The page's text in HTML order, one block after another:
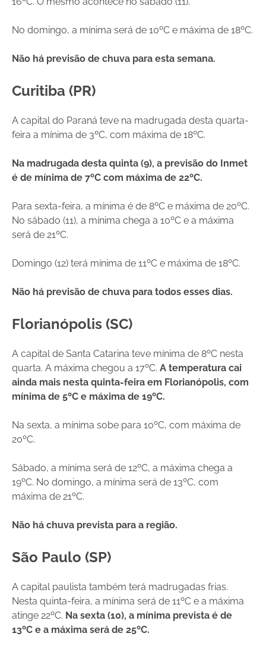
No domingo, a mínima será de 10ºC e máxima de 18ºC.
Não há previsão de chuva para esta semana.
Curitiba (PR)
A capital do Paraná teve na madrugada desta quarta-
feira a mínima de 3ºC, com máxima de 18ºC.
Na madrugada desta quinta (9), a previsão do Inmet
é de mínima de 7ºC com máxima de 22ºC.
Para sexta-feira, a mínima é de 8ºC e máxima de 20ºC.
No sábado (11), a mínima chega a 10ºC e a máxima
será de 21ºC.
Domingo (12) terá mínima de 11ºC e máxima de 18ºC.
Não há previsão de chuva para todos esses dias.
Florianópolis (SC)
A capital de Santa Catarina teve mínima de 8ºC nesta
quarta. A máxima chegou a 17ºC. A temperatura cai
ainda mais nesta quinta-feira em Florianópolis, com
mínima de 5ºC e máxima de 19ºC.
Na sexta, a mínima sobe para 10ºC, com máxima de
20ºC.
Sábado, a mínima será de 12ºC, a máxima chega a
19ºC. No domingo, a mínima será de 13ºC, com
máxima de 21ºC.
Não há chuva prevista para a região.
São Paulo (SP)
A capital paulista também terá madrugadas frias.
Nesta quinta-feira, a mínima será de 11ºC e a máxima
atinge 22ºC. Na sexta (10), a mínima prevista é de
13ºC e a máxima será de 25ºC.